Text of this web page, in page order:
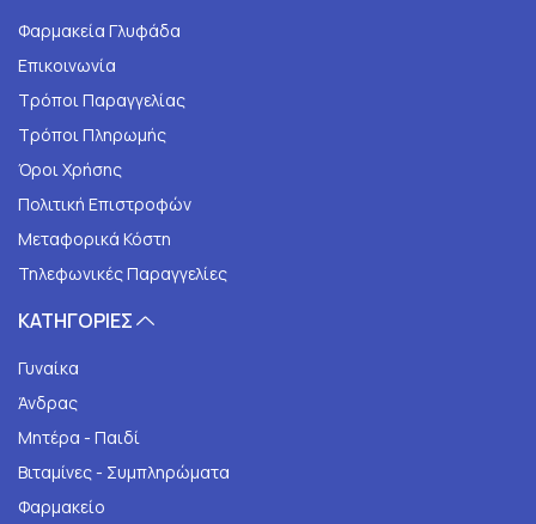
Φαρμακεία Γλυφάδα
Επικοινωνία
Τρόποι Παραγγελίας
Τρόποι Πληρωμής
Όροι Χρήσης
Πολιτική Επιστροφών
Μεταφορικά Κόστη
Τηλεφωνικές Παραγγελίες
ΚΑΤΗΓΟΡΙΕΣ
Γυναίκα
Άνδρας
Μητέρα - Παιδί
Βιταμίνες - Συμπληρώματα
Φαρμακείο